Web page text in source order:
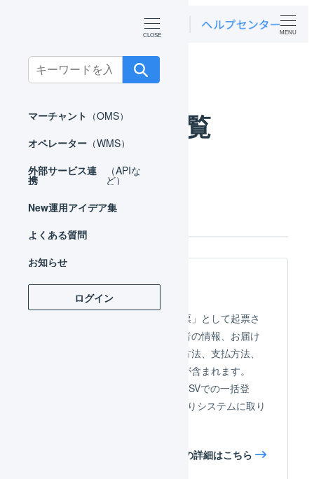
Search
for:
マーチャント （OMS）
オペレーター （WMS）
外部サービス連
携
（APIな
ど）
New運用アイデア集
よくある質問
お知らせ
ログイン
MENU
マーチャント 機能一覧
機能一覧
受注管理
受注伝票
顧客からの注文は、「受注伝票」として起票さ
れます。受注伝票には、購入者の情報、お届け
先の情報、商品の明細、配送方法、支払方法、
その他金額に関する情報などが含まれます。
受注情報は、手動での入力、CSVでの一括登
録、APIでの自動連携などによりシステムに取り
受注伝票の詳細はこちら